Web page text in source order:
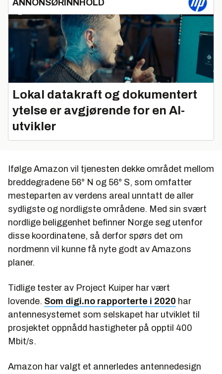
ANNONSØRINNHOLD
Lokal datakraft og dokumentert
ytelse er avgjørende for en AI-
utvikler
Ifølge Amazon vil tjenesten dekke området mellom
breddegradene 56° N og 56° S, som omfatter
mesteparten av verdens areal unntatt de aller
sydligste og nordligste områdene. Med sin svært
nordlige beliggenhet befinner Norge seg utenfor
disse koordinatene, så derfor spørs det om
nordmenn vil kunne få nyte godt av Amazons
planer.
Tidlige tester av Project Kuiper har vært
lovende. Som digi.no rapporterte i 2020 har
antennesystemet som selskapet har utviklet til
prosjektet oppnådd hastigheter på opptil 400
Mbit/s.
Amazon har valgt et annerledes antennedesign